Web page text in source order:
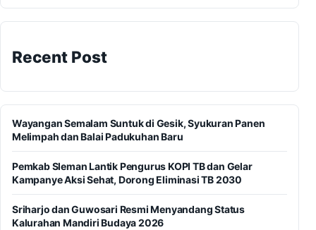
Recent Post
Wayangan Semalam Suntuk di Gesik, Syukuran Panen
Melimpah dan Balai Padukuhan Baru
Pemkab Sleman Lantik Pengurus KOPI TB dan Gelar
Kampanye Aksi Sehat, Dorong Eliminasi TB 2030
Sriharjo dan Guwosari Resmi Menyandang Status
Kalurahan Mandiri Budaya 2026